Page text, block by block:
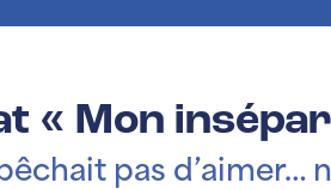
« Mon
pas d’aimer…